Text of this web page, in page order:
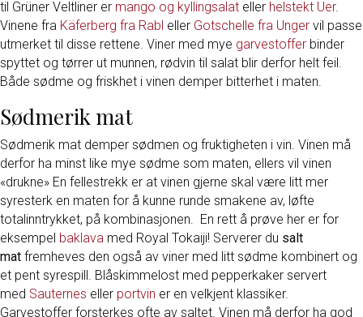
til Grüner Veltliner er mango og kyllingsalat eller helstekt Uer.
Vinene fra Käferberg fra Rabl eller Gotschelle fra Unger vil passe
utmerket til disse rettene. Viner med mye garvestoffer binder
spyttet og tørrer ut munnen, rødvin til salat blir derfor helt feil.
Både sødme og friskhet i vinen demper bitterhet i maten.
Sødmerik mat
Sødmerik mat demper sødmen og fruktigheten i vin. Vinen må
derfor ha minst like mye sødme som maten, ellers vil vinen
«drukne» En fellestrekk er at vinen gjerne skal være litt mer
syresterk en maten for å kunne runde smakene av, løfte
totalinntrykket, på kombinasjonen. En rett å prøve her er for
eksempel baklava med Royal Tokaiji! Serverer du salt
mat fremheves den også av viner med litt sødme kombinert og
et pent syrespill. Blåskimmelost med pepperkaker servert
med Sauternes eller portvin er en velkjent klassiker.
Garvestoffer forsterkes ofte av saltet. Vinen må derfor ha god